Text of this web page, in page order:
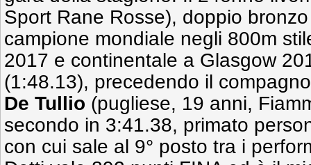
Sport Rane Rosse), doppio
campione mondiale negli 800m
2017 e continentale a Glasgow
(1:48.13), precedendo il
De Tullio (pugliese, 19 anni,
secondo in 3:41.38, primato
con cui sale al 9° posto tra i